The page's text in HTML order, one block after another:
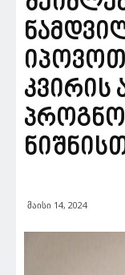
მაისი 14, 2024